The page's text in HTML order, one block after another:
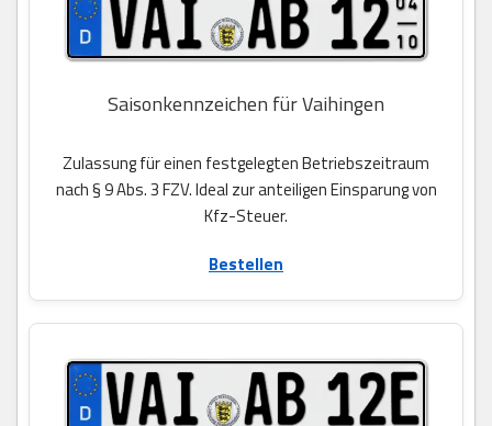
Saisonkennzeichen für Vaihingen
Zulassung für einen festgelegten Betriebszeitraum
nach § 9 Abs. 3 FZV. Ideal zur anteiligen Einsparung von
Kfz-Steuer.
Bestellen